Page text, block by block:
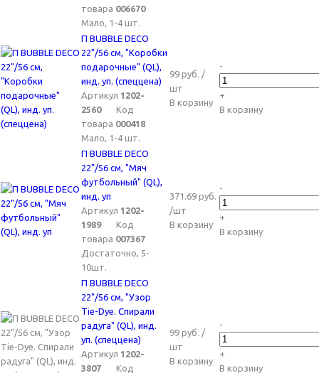
товара 006670
Мало, 1-4 шт.
П BUBBLE DECO
22"/56 см, "Коробки
подарочные" (QL),
инд. уп. (спеццена)
Артикул 1202-
2560Код
товара 000418
Мало, 1-4 шт.
99 руб. /
шт
В корзину
-
+
В корзину
П BUBBLE DECO
22"/56 см, "Мяч
футбольный" (QL),
инд. уп
Артикул 1202-
1989Код
товара 007367
Достаточно, 5-
10шт.
371.69 руб.
/шт
В корзину
-
+
В корзину
П BUBBLE DECO
22"/56 см, "Узор
Tie-Dye. Спирали
радуга" (QL), инд.
уп. (спеццена)
Артикул 1202-
3807 Код
99 руб. /
шт
В корзину
-
+
В корзину